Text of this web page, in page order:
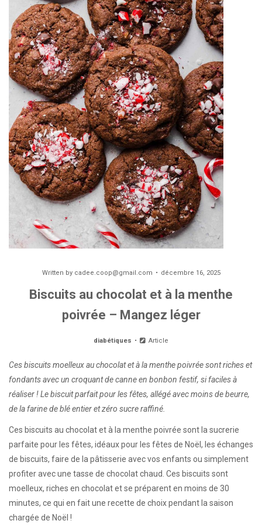
Written by cadee.coop@gmail.com décembre 16, 2025
Biscuits au chocolat et à la menthe
poivrée – Mangez léger
diabétiques Article
Ces biscuits moelleux au chocolat et à la menthe poivrée sont riches et
fondants avec un croquant de canne en bonbon festif, si faciles à
réaliser ! Le biscuit parfait pour les fêtes, allégé avec moins de beurre,
de la farine de blé entier et zéro sucre raffiné.
Ces biscuits au chocolat et à la menthe poivrée sont la sucrerie
parfaite pour les fêtes, idéaux pour les fêtes de Noël, les échanges
de biscuits, faire de la pâtisserie avec vos enfants ou simplement
profiter avec une tasse de chocolat chaud. Ces biscuits sont
moelleux, riches en chocolat et se préparent en moins de 30
minutes, ce qui en fait une recette de choix pendant la saison
chargée de Noël !